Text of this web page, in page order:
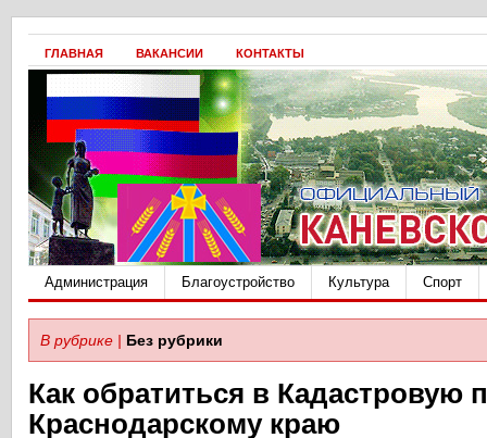
ГЛАВНАЯ ВАКАНСИИ КОНТАКТЫ
Администрация Благоустройство Культура Спорт
В рубрике | Без рубрики
Как обратиться в Кадастровую
Краснодарскому краю